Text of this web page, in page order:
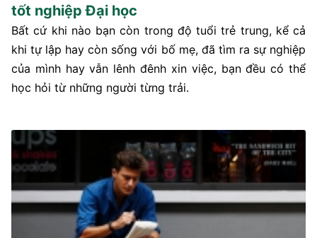
tốt nghiệp Đại học
Bất cứ khi nào bạn còn trong độ tuổi trẻ trung, kể cả
khi tự lập hay còn sống với bố mẹ, đã tìm ra sự nghiệp
của mình hay vẫn lênh đênh xin việc, bạn đều có thể
học hỏi từ những người từng trải.